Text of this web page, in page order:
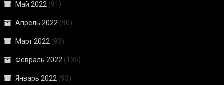
Май 2022 (91)
Апрель 2022 (90)
Март 2022 (83)
Февраль 2022 (135)
Январь 2022 (93)